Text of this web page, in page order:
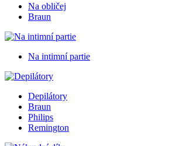
Na obličej
Braun
Na intimní partie
Depilátory
Braun
Philips
Remington